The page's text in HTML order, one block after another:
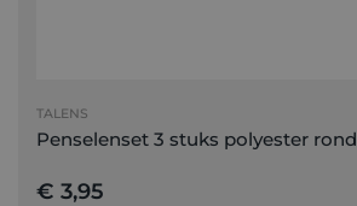
TALENS
Penselenset 3 stuks polyester rond
€ 3,95